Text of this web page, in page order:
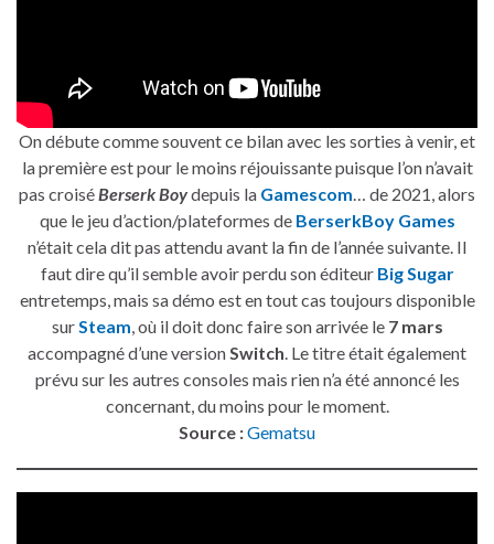
On débute comme souvent ce bilan avec les sorties à venir, et
la première est pour le moins réjouissante puisque l’on n’avait
pas croiséBerserk Boydepuis la Gamescom… de 2021, alors
que le jeu d’action/plateformes de BerserkBoy Games
n’était cela dit pas attendu avant la fin de l’année suivante. Il
faut dire qu’il semble avoir perdu son éditeur Big Sugar
entretemps, mais sa démo est en tout cas toujours disponible
surSteam, où il doit donc faire son arrivée le 7 mars
accompagné d’une versionSwitch. Le titre était également
prévu sur les autres consoles mais rien n’a été annoncé les
concernant, du moins pour le moment.
Source :Gematsu